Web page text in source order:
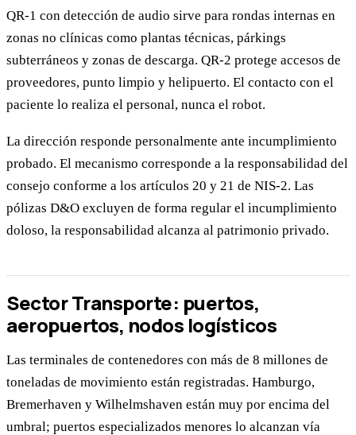
QR-1 con detección de audio sirve para rondas internas en
zonas no clínicas como plantas técnicas, párkings
subterráneos y zonas de descarga. QR-2 protege accesos de
proveedores, punto limpio y helipuerto. El contacto con el
paciente lo realiza el personal, nunca el robot.
La dirección responde personalmente ante incumplimiento
probado. El mecanismo corresponde a la responsabilidad del
consejo conforme a los artículos 20 y 21 de NIS-2. Las
pólizas D&O excluyen de forma regular el incumplimiento
doloso, la responsabilidad alcanza al patrimonio privado.
Sector Transporte: puertos,
aeropuertos, nodos logísticos
Las terminales de contenedores con más de 8 millones de
toneladas de movimiento están registradas. Hamburgo,
Bremerhaven y Wilhelmshaven están muy por encima del
umbral; puertos especializados menores lo alcanzan vía